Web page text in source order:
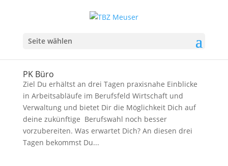
Seite wählen
PK Büro
Ziel Du erhältst an drei Tagen praxisnahe Einblicke
in Arbeitsabläufe im Berufsfeld Wirtschaft und
Verwaltung und bietet Dir die Möglichkeit Dich auf
deine zukünftige Berufswahl noch besser
vorzubereiten. Was erwartet Dich? An diesen drei
Tagen bekommst Du...